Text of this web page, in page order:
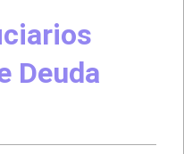
Deuda